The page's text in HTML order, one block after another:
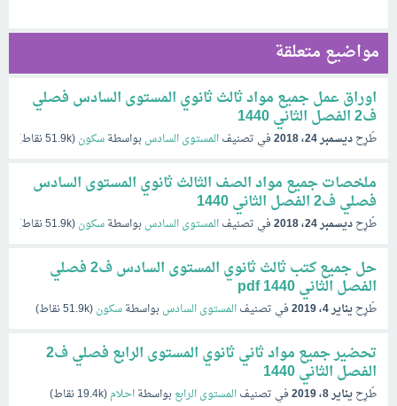
مواضيع متعلقة
اوراق عمل جميع مواد ثالث ثانوي المستوى السادس فصلي
ف2 الفصل الثاني 1440
طُرِحديسمبر 24، 2018 في تصنيفالمستوى السادسبواسطةسكون(
51.9kنقاط)
ملخصات جميع مواد الصف الثالث ثانوي المستوى السادس
فصلي ف2 الفصل الثاني 1440
طُرِحديسمبر 24، 2018 في تصنيفالمستوى السادسبواسطةسكون(
51.9kنقاط)
حل جميع كتب ثالث ثانوي المستوى السادس ف2 فصلي
الفصل الثاني 1440 pdf
طُرِحيناير 4، 2019 في تصنيفالمستوى السادسبواسطةسكون(
51.9kنقاط)
تحضير جميع مواد ثاني ثانوي المستوى الرابع فصلي ف2
الفصل الثاني 1440
طُرِحيناير 8، 2019 في تصنيفالمستوى الرابعبواسطةاحلام(
19.4kنقاط)